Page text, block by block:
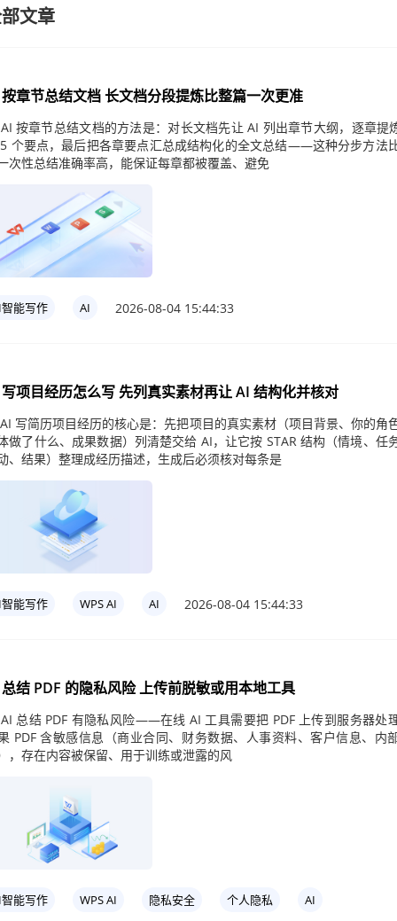
文章
章节总结文档 长文档分段提炼比整篇一次更准
按章节总结文档的方法是：对长文档先让 AI 列出章节大纲，逐章提
个要点，最后把各章要点汇总成结构化的全文总结——这种分步方法
次性总结准确率高，能保证每章都被覆盖、避免
能写作 AI 2026-08-04 15:44:33
项目经历怎么写 先列真实素材再让 AI 结构化并核对
写简历项目经历的核心是：先把项目的真实素材（项目背景、你的角
做了什么、成果数据）列清楚交给 AI，让它按 STAR 结构（情境、任
、结果）整理成经历描述，生成后必须核对每条是
能写作 WPS AI AI 2026-08-04 15:44:33
结 PDF 的隐私风险 上传前脱敏或用本地工具
总结 PDF 有隐私风险——在线 AI 工具需要把 PDF 上传到服务器处
PDF 含敏感信息（商业合同、财务数据、人事资料、客户信息、内
，存在内容被保留、用于训练或泄露的风
能写作 WPS AI 隐私安全 个人隐私 AI